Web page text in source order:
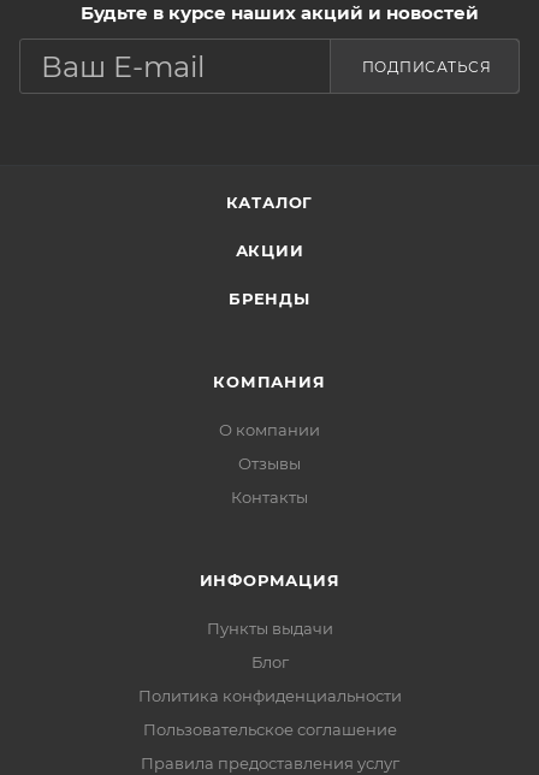
Будьте в курсе наших акций и новостей
ПОДПИСАТЬСЯ
КАТАЛОГ
АКЦИИ
БРЕНДЫ
КОМПАНИЯ
О компании
Отзывы
Контакты
ИНФОРМАЦИЯ
Пункты выдачи
Блог
Политика конфиденциальности
Пользовательское соглашение
Правила предоставления услуг